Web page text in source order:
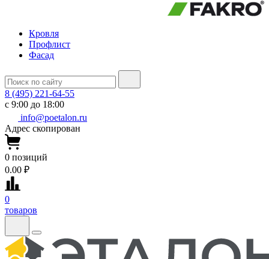
Кровля
Профлист
Фасад
8 (495) 221-64-55
с 9:00 до 18:00
info@poetalon.ru
Адрес скопирован
0 позиций
0.00 ₽
0
товаров